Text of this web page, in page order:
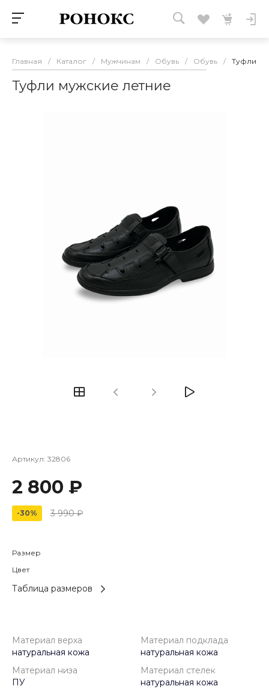
Главная / Каталог / Мужчинам / Обувь / Обувь / Туфли
Туфли мужские летние
Артикул: 32806
2 800 ₽
-30% 3 990 ₽
Размер
Цвет
Таблица размеров
Материал верха
натуральная кожа
Материал подклада
натуральная кожа
Материал низа
ПУ
Материал стелек
натуральная кожа